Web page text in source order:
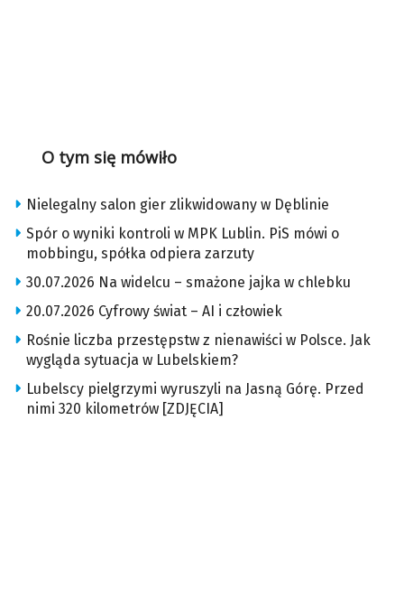
O tym się mówiło
Nielegalny salon gier zlikwidowany w Dęblinie
Spór o wyniki kontroli w MPK Lublin. PiS mówi o
mobbingu, spółka odpiera zarzuty
30.07.2026 Na widelcu – smażone jajka w chlebku
20.07.2026 Cyfrowy świat – AI i człowiek
Rośnie liczba przestępstw z nienawiści w Polsce. Jak
wygląda sytuacja w Lubelskiem?
Lubelscy pielgrzymi wyruszyli na Jasną Górę. Przed
nimi 320 kilometrów [ZDJĘCIA]